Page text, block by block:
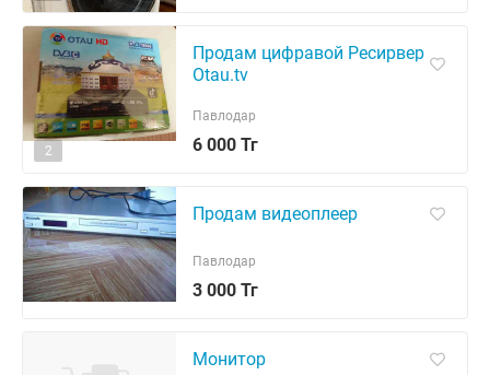
2
Продам цифравой Ресирвер
Otau.tv
6 000 Тг
Павлодар
Продам видеоплеер
3 000 Тг
Павлодар
Монитор